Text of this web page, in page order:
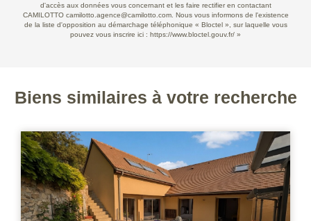
d'accès aux données vous concernant et les faire rectifier en contactant
CAMILOTTO camilotto.agence@camilotto.com. Nous vous informons de l'existence
de la liste d'opposition au démarchage téléphonique « Bloctel », sur laquelle vous
pouvez vous inscrire ici : https://www.bloctel.gouv.fr/ »
Biens similaires à votre recherche